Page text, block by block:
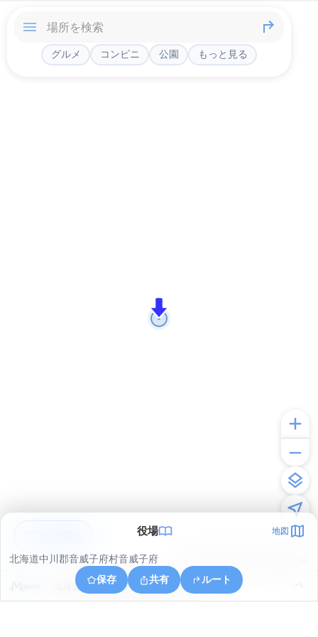
グルメ コンビニ 公園 もっと見る
役場 地図
北海道中川郡音威子府村音威子府
保存
共有 ルート
北海道中川郡音威子府村字音威子府